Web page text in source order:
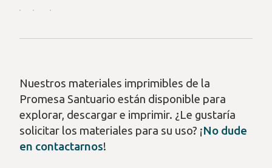
Nuestros materiales imprimibles de la
Promesa Santuario están disponible para
explorar, descargar e imprimir. ¿Le gustaría
solicitar los materiales para su uso? ¡No dude
en contactarnos!